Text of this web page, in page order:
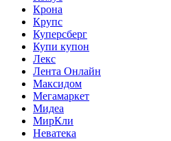
Крона
Крупс
Куперсберг
Купи купон
Лекс
Лента Онлайн
Максидом
Мегамаркет
Мидеа
МирКли
Неватека